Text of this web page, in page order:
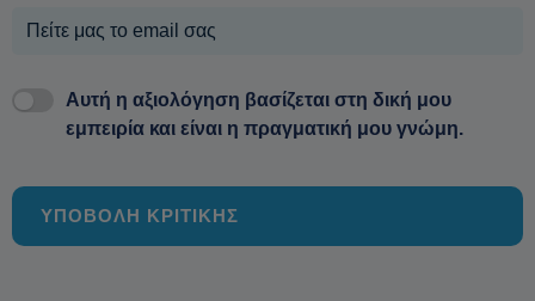
Αυτή η αξιολόγηση βασίζεται στη δική μου
εμπειρία και είναι η πραγματική μου γνώμη.
ΥΠΟΒΟΛΗ ΚΡΙΤΙΚΗΣ